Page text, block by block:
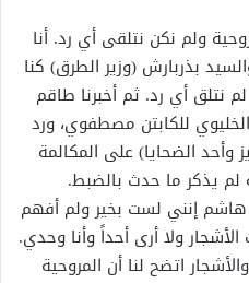
ولم نكن نتلقى أي رد. أنا
بذربارش (وزير الطرق) كنا
نتلق أي رد. ثم أخبرنا طاقم
للكابتن مصطفوي، ورد
الضحايا) على المكالمة
يذكر ما حدث بالضبط.
إنني لست بخير ولم أفهم
ولا أرى أحداً وأنا وحدي.
اتضح لنا أن المروحية